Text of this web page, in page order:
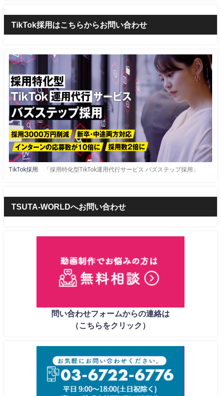
TikTok採用はこちらからお問い合わせ
TikTok採用 「採用特化型TikTok運用代行サービス バズステップ採用」
TSUTA-WORLDへお問い合わせ
問い合わせフォームからの連絡は
（こちらをクリック）